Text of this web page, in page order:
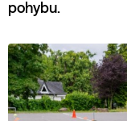
pohybu.